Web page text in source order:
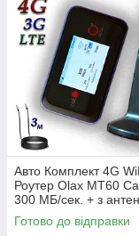
Авто Комплект 4G
Роутер Olax MT60
300 МБ/сек. + з
MIMO 2×16dbi Магніт
(4000mAh) (KS,VD,
Готово до відправки